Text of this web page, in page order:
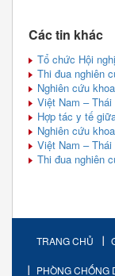
Các tin khác
Tổ chức Hội
Thi đua nghiên
Nghiên cứu
Việt Nam –
Hợp tác y tế
Nghiên cứu
Việt Nam –
Thi đua nghiên
TRANG CHỦ
PHÒNG CHỐNG